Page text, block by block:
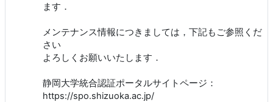
ます．
メンテナンス情報につきましては，下記もご参照くだ
さい
よろしくお願いいたします．
静岡大学統合認証ポータルサイトページ：
https://spo.shizuoka.ac.jp/